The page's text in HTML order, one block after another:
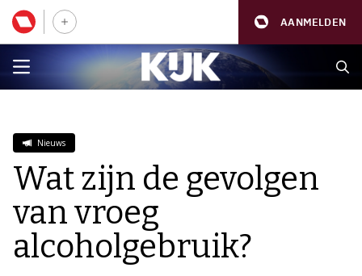
AANMELDEN
Nieuws
Wat zijn de gevolgen
van vroeg
alcoholgebruik?